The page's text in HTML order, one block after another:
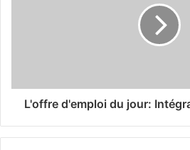
L'offre d'emploi du jour: